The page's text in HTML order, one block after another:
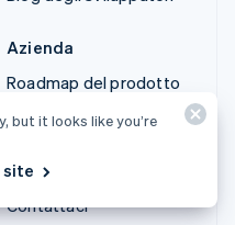
Azienda
Roadmap del prodotto
Lavora con noi
Stripe Press
Contattaci
but it looks like you’re
site